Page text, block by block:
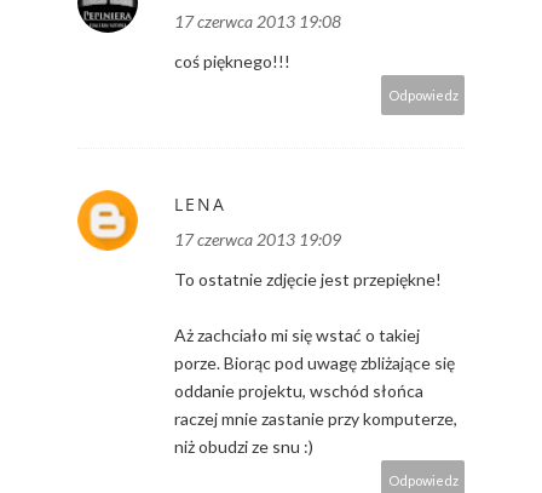
17 czerwca 2013 19:08
coś pięknego!!!
Odpowiedz
LENA
17 czerwca 2013 19:09
To ostatnie zdjęcie jest przepiękne!
Aż zachciało mi się wstać o takiej
porze. Biorąc pod uwagę zbliżające się
oddanie projektu, wschód słońca
raczej mnie zastanie przy komputerze,
niż obudzi ze snu :)
Odpowiedz